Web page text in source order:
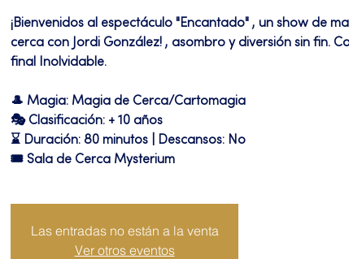
¡Bienvenidos al espectáculo "Encantado" , un show de
cerca con Jordi González! , asombro y diversión sin fin.
final Inolvidable.
🎩 Magia: Magia de Cerca/Cartomagia
🎭 Clasificación: + 10 años
⌛ Duración: 80 minutos | Descansos: No
🎟 Sala de Cerca Mysterium
Las entradas no están a la venta
Ver otros eventos